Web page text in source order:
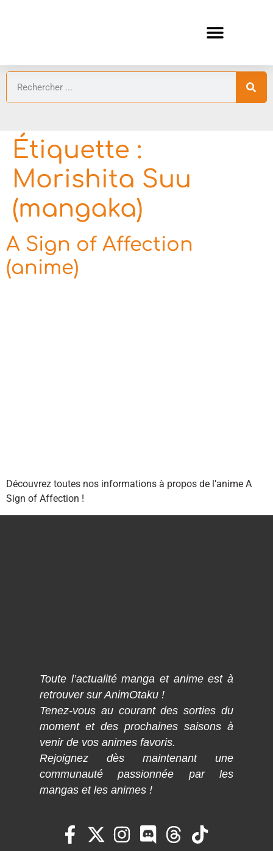
Étiquette :
Morishita Suu
(mangaka)
A Sign of Affection
(anime)
Découvrez toutes nos informations à propos de l’anime A
Sign of Affection !
Toute l’actualité manga et anime est à
retrouver sur AnimOtaku !
Tenez-vous au courant des sorties du
moment et des prochaines saisons à
venir de vos animes favoris.
Rejoignez dès maintenant une
communauté passionnée par les
mangas et les animes !